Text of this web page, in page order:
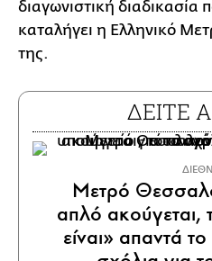
διαγωνιστική
καταλήγει η Ελληνικό
της.
ΔΕΙΤΕ
Μετρό
απλό ακούγεται,
είναι» απαντά